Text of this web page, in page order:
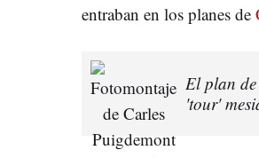
entraban en los planes de
El plan
'tour'